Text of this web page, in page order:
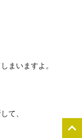
まいますよ。
て、